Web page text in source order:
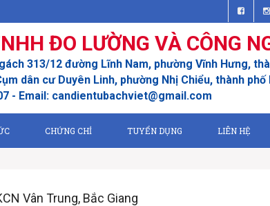
ĐO LƯỜNG VÀ CÔNG
313/12 đường Lĩnh Nam, phường Vĩnh Hưng,
dân cư Duyên Linh, phường Nhị Chiểu, thành phố
- Email: candientubachviet@gmail.com
CHỨNG CHỈ TUYỂN DỤNG LIÊN HỆ
Vân Trung, Bắc Giang